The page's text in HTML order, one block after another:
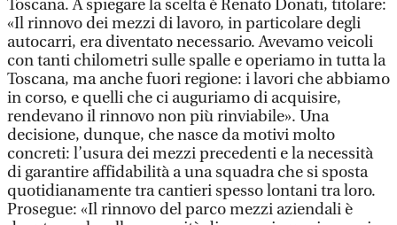
Toscana. A spiegare la scelta è Renato Donati, titolare:
«Il rinnovo dei mezzi di lavoro, in particolare degli
autocarri, era diventato necessario. Avevamo veicoli
con tanti chilometri sulle spalle e operiamo in tutta la
Toscana, ma anche fuori regione: i lavori che abbiamo
in corso, e quelli che ci auguriamo di acquisire,
rendevano il rinnovo non più rinviabile». Una
decisione, dunque, che nasce da motivi molto
concreti: l’usura dei mezzi precedenti e la necessità
di garantire affidabilità a una squadra che si sposta
quotidianamente tra cantieri spesso lontani tra loro.
Prosegue: «Il rinnovo del parco mezzi aziendali è